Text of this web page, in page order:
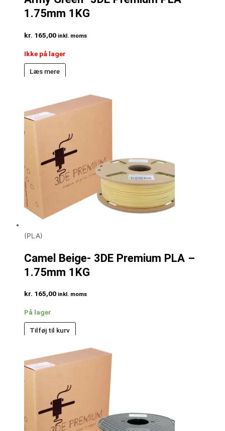
1.75mm 1KG
kr. 165,00 inkl. moms
Ikke på lager
Læs mere
(PLA)
Camel Beige- 3DE Premium PLA –
1.75mm 1KG
kr. 165,00 inkl. moms
På lager
Tilføj til kurv